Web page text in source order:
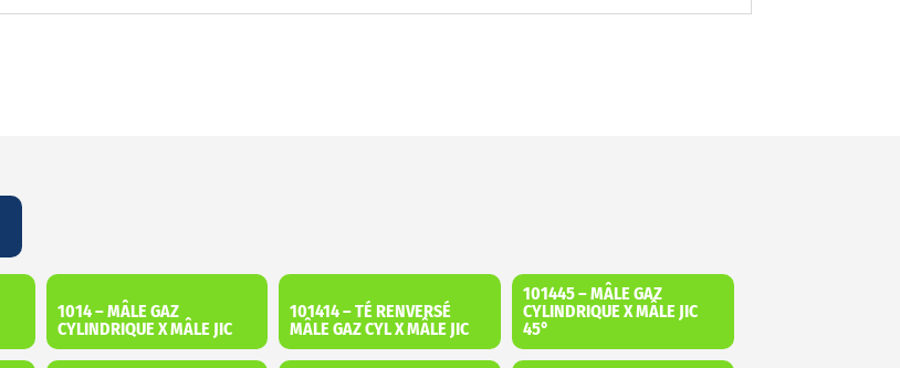
1014 – MÂLE GAZ
CYLINDRIQUE X MÂLE JIC
101414 – TÉ RENVERSÉ
MÂLE GAZ CYL X MÂLE JIC
101445 – MÂLE GAZ
CYLINDRIQUE X MÂLE JIC
45°